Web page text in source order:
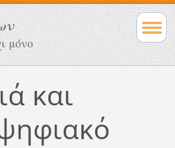
μόνο
και